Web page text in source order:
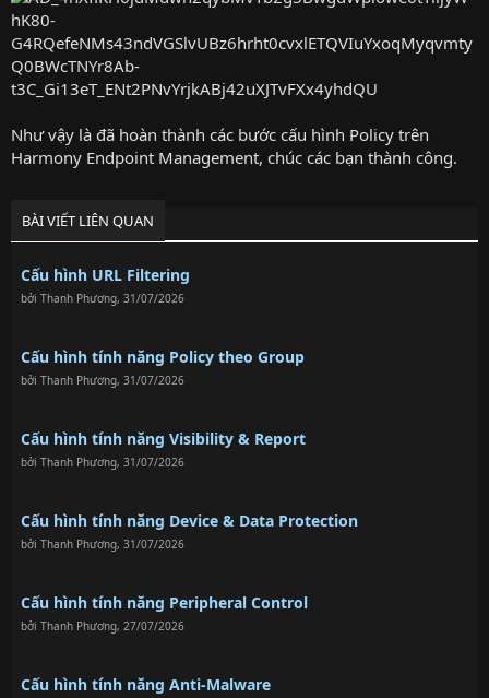
Như vậy là đã hoàn thành các bước cấu hình Policy trên
Harmony Endpoint Management, chúc các bạn thành công.
BÀI VIẾT LIÊN QUAN
Cấu hình URL Filtering
bởi Thanh Phương, 31/07/2026
Cấu hình tính năng Policy theo Group
bởi Thanh Phương, 31/07/2026
Cấu hình tính năng Visibility & Report
bởi Thanh Phương, 31/07/2026
Cấu hình tính năng Device & Data Protection
bởi Thanh Phương, 31/07/2026
Cấu hình tính năng Peripheral Control
bởi Thanh Phương, 27/07/2026
Cấu hình tính năng Anti-Malware